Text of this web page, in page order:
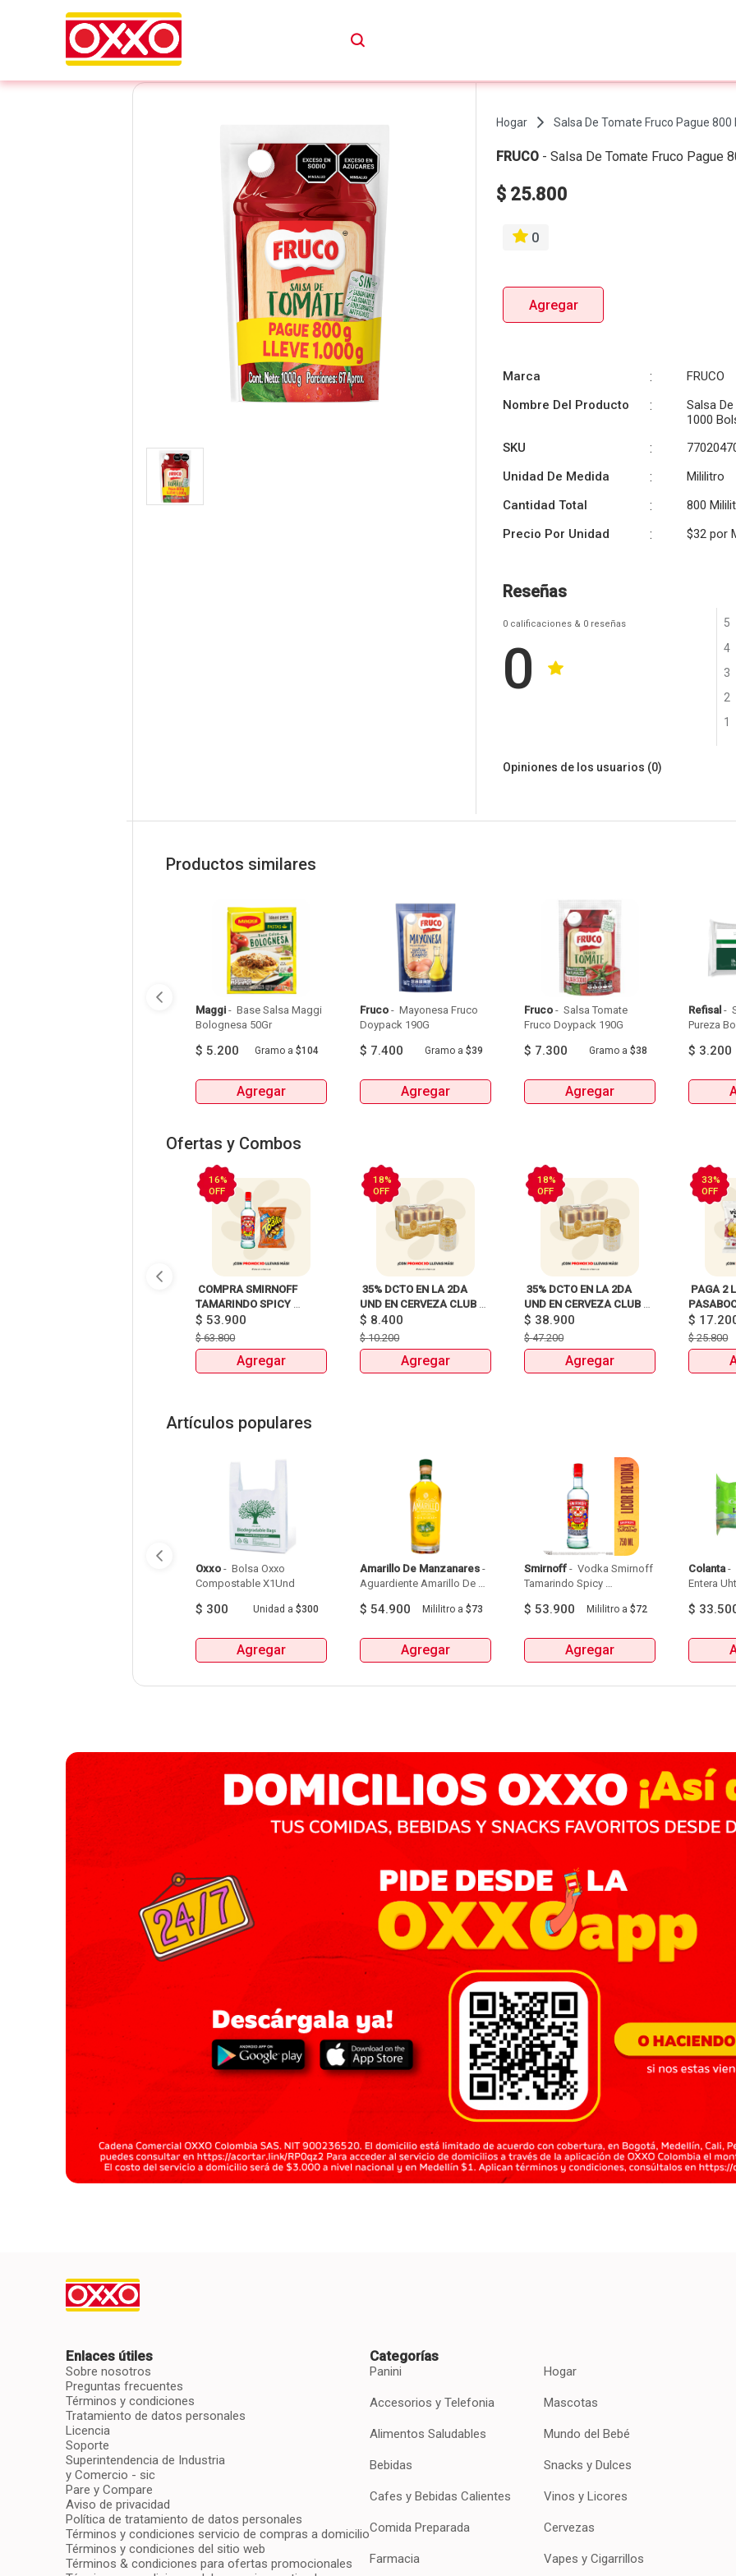
Hogar Salsa De Tomate Fruco Pague 800
FRUCO -Salsa De Tomate Fruco Pague
$ 25.800
0
Agregar
Marca :
FRUCO
Nombre Del Producto
:
Salsa
1000
SKU
:
Unidad De Medida
:
Mililitro
Cantidad Total
:
800
Precio Por Unidad
: $32 por
Reseñas
0 calificaciones & 0 reseñas
0
5
4
3
2
1
Opiniones de los usuarios (0)
Productos similares
Maggi - Base Salsa Maggi
Bolognesa 50Gr
$ 5.200 Gramo a$104
Agregar
Fruco - Mayonesa Fruco
$ 7.400 Gramo a$39
Agregar
Fruco - Salsa Tomate
$ 7.300 Gramo a$38
Agregar
Refisal -
$ 3.200
Ofertas y Combos
16%
OFF
COMPRA SMIRNOFF
TAMARINDO SPICY
X750ml Y LLEVATE
$ 53.900
$63.800
Agregar
18%
OFF
35% DCTO EN LA 2DA
UND EN CERVEZA CLUB
$ 8.400
$10.200
Agregar
18%
OFF
35% DCTO EN LA 2DA
UND EN CERVEZA CLUB
COLOMBIA 330 ML LATA X
6 UNIDADES
ANTES:$47.200
AHORA:$38.900
$ 38.900
$47.200
Agregar
33%
OFF
PAGA 2
$
$25.800
Artículos populares
Oxxo - Bolsa Oxxo
$ 300 Unidad a$300
Agregar
Amarillo De Manzanares -
Aguardiente Amarillo De
$ 54.900 Mililitro a$73
Agregar
Smirnoff - Vodka Smirnoff
Tamarindo Spicy
$ 53.900 Mililitro a$72
Agregar
Colanta -
Entera
$
Enlaces útiles
Sobre nosotros
Preguntas frecuentes
Términos y condiciones
Tratamiento de datos personales
Licencia
Soporte
Superintendencia de Industria
y Comercio - sic
Pare y Compare
Aviso de privacidad
Política de tratamiento de datos personales
Términos y condiciones servicio de compras a domicilio
Términos y condiciones del sitio web
Términos & condiciones para ofertas promocionales
Categorías
Panini
Accesorios y Telefonia
Alimentos Saludables
Bebidas
Cafes y Bebidas Calientes
Comida Preparada
Farmacia
Hogar
Mascotas
Mundo del Bebé
Snacks y Dulces
Vinos y Licores
Cervezas
Vapes y Cigarrillos